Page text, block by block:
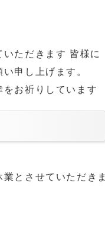
ただきます 皆様に
申し上げます。
お祈りしています
とさせていただきま